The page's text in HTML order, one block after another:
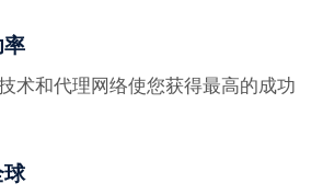
术和代理网络使您获得最高的成功
球